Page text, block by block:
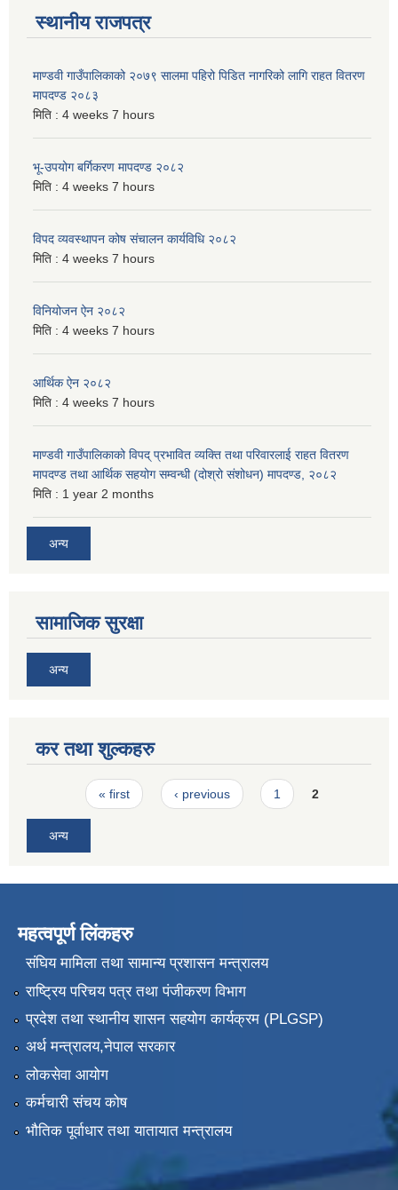
स्थानीय राजपत्र
माण्डवी गाउँपालिकाको २०७९ सालमा पहिरो पिडित नागरिको लागि राहत वितरण
मापदण्ड २०८३
मिति : 4 weeks 7 hours
भू-उपयोग बर्गिकरण मापदण्ड २०८२
मिति : 4 weeks 7 hours
विपद व्यवस्थापन कोष संचालन कार्यविधि २०८२
मिति : 4 weeks 7 hours
विनियोजन ऐन २०८२
मिति : 4 weeks 7 hours
आर्थिक ऐन २०८२
मिति : 4 weeks 7 hours
माण्डवी गाउँपालिकाको विपद् प्रभावित व्यक्ति तथा परिवारलाई राहत वितरण
मापदण्ड तथा आर्थिक सहयोग सम्वन्धी (दोश्रो संशोधन) मापदण्ड, २०८२
मिति : 1 year 2 months
अन्य
सामाजिक सुरक्षा
अन्य
कर तथा शुल्कहरु
Pages« first ‹ previous 1 2
अन्य
महत्वपूर्ण लिंकहरु
संघिय मामिला तथा सामान्य प्रशासन मन्त्रालय
राष्ट्रिय परिचय पत्र तथा पंजीकरण विभाग
प्रदेश तथा स्थानीय शासन सहयोग कार्यक्रम (PLGSP)
अर्थ मन्त्रालय,नेपाल सरकार
लोकसेवा आयोग
कर्मचारी संचय कोष
भौतिक पूर्वाधार तथा यातायात मन्त्रालय